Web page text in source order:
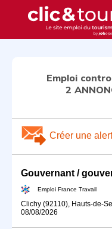
Emploi
2
Créer une
Emploi France Travail
Clichy (92110), Hauts-de-
08/08/2026